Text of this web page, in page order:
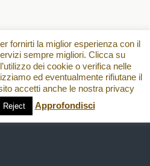
fornirti la miglior esperienza con il
sempre migliori. Clicca su
dei cookie o verifica nelle
ed eventualmente rifiutane il
accetti anche le nostra privacy
Reject Approfondisci